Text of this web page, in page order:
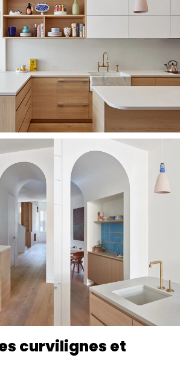
curvilignes et